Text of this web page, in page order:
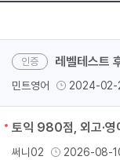
레벨테스트
민트영어 2024-02-
써니02 2026-08-